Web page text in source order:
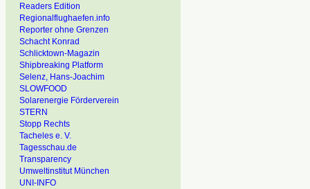
Readers Edition
Regionalflughaefen.info
Reporter ohne Grenzen
Schacht Konrad
Schlicktown-Magazin
Shipbreaking Platform
Selenz, Hans-Joachim
SLOWFOOD
Solarenergie Förderverein
STERN
Stopp Rechts
Tacheles e. V.
Tagesschau.de
Transparency
Umweltinstitut München
UNI-INFO